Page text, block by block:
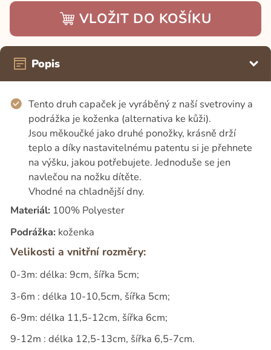
VLOŽIT DO KOŠÍKU
Popis
Tento druh capaček je vyráběný z naší svetroviny a
podrážka je koženka (alternativa ke kůži).
Jsou měkoučké jako druhé ponožky, krásně drží
teplo a díky nastavitelnému patentu si je přehnete
na výšku, jakou potřebujete. Jednoduše se jen
navlečou na nožku dítěte.
Vhodné na chladnější dny.
Materiál:100% Polyester
Podrážka:koženka
Velikosti a vnitřní rozměry:
0-3m: délka: 9cm, šířka 5cm;
3-6m : délka 10-10,5cm, šířka 5cm;
6-9m: délka 11,5-12cm, šířka 6cm;
9-12m : délka 12,5-13cm, šířka 6,5-7cm.